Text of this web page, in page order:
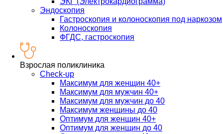
Эндоскопия
Гастроскопия и колоноскопия под наркозом
Колоноскопия
ФГДС, гастроскопия
Взрослая поликлиника
Check-up
Максимум для женщин 40+
Максимум для мужчин 40+
Максимум для мужчин до 40
Максимум женщины до 40
Оптимум для женщин 40+
Оптимум для женщин до 40